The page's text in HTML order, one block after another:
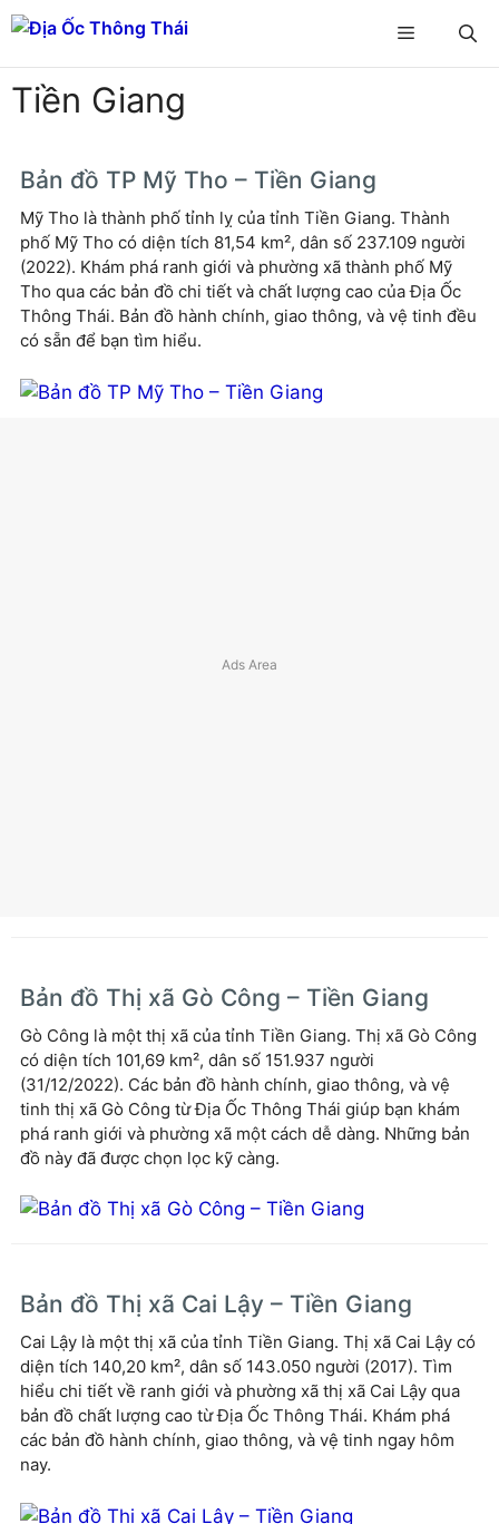
Chuyển
đến
nội
dung
Menu
Tiền Giang
Bản đồ TP Mỹ Tho – Tiền Giang
Mỹ Tho là thành phố tỉnh lỵ của tỉnh Tiền Giang. Thành
phố Mỹ Tho có diện tích 81,54 km², dân số 237.109 người
(2022). Khám phá ranh giới và phường xã thành phố Mỹ
Tho qua các bản đồ chi tiết và chất lượng cao của Địa Ốc
Thông Thái. Bản đồ hành chính, giao thông, và vệ tinh đều
có sẵn để bạn tìm hiểu.
Bản đồ Thị xã Gò Công – Tiền Giang
Gò Công là một thị xã của tỉnh Tiền Giang. Thị xã Gò Công
có diện tích 101,69 km², dân số 151.937 người
(31/12/2022). Các bản đồ hành chính, giao thông, và vệ
tinh thị xã Gò Công từ Địa Ốc Thông Thái giúp bạn khám
phá ranh giới và phường xã một cách dễ dàng. Những bản
đồ này đã được chọn lọc kỹ càng.
Bản đồ Thị xã Cai Lậy – Tiền Giang
Cai Lậy là một thị xã của tỉnh Tiền Giang. Thị xã Cai Lậy có
diện tích 140,20 km², dân số 143.050 người (2017). Tìm
hiểu chi tiết về ranh giới và phường xã thị xã Cai Lậy qua
bản đồ chất lượng cao từ Địa Ốc Thông Thái. Khám phá
các bản đồ hành chính, giao thông, và vệ tinh ngay hôm
nay.